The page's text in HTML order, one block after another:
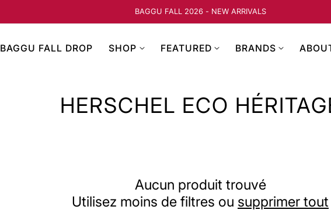
BAGGU FALL 2026 - NEW ARRIVALS
BAGGU FALL DROP SHOP FEATURED BRANDS
HERSCHEL ECO
Aucun produit trouvé
Utilisez moins de filtres ou supprimer tout